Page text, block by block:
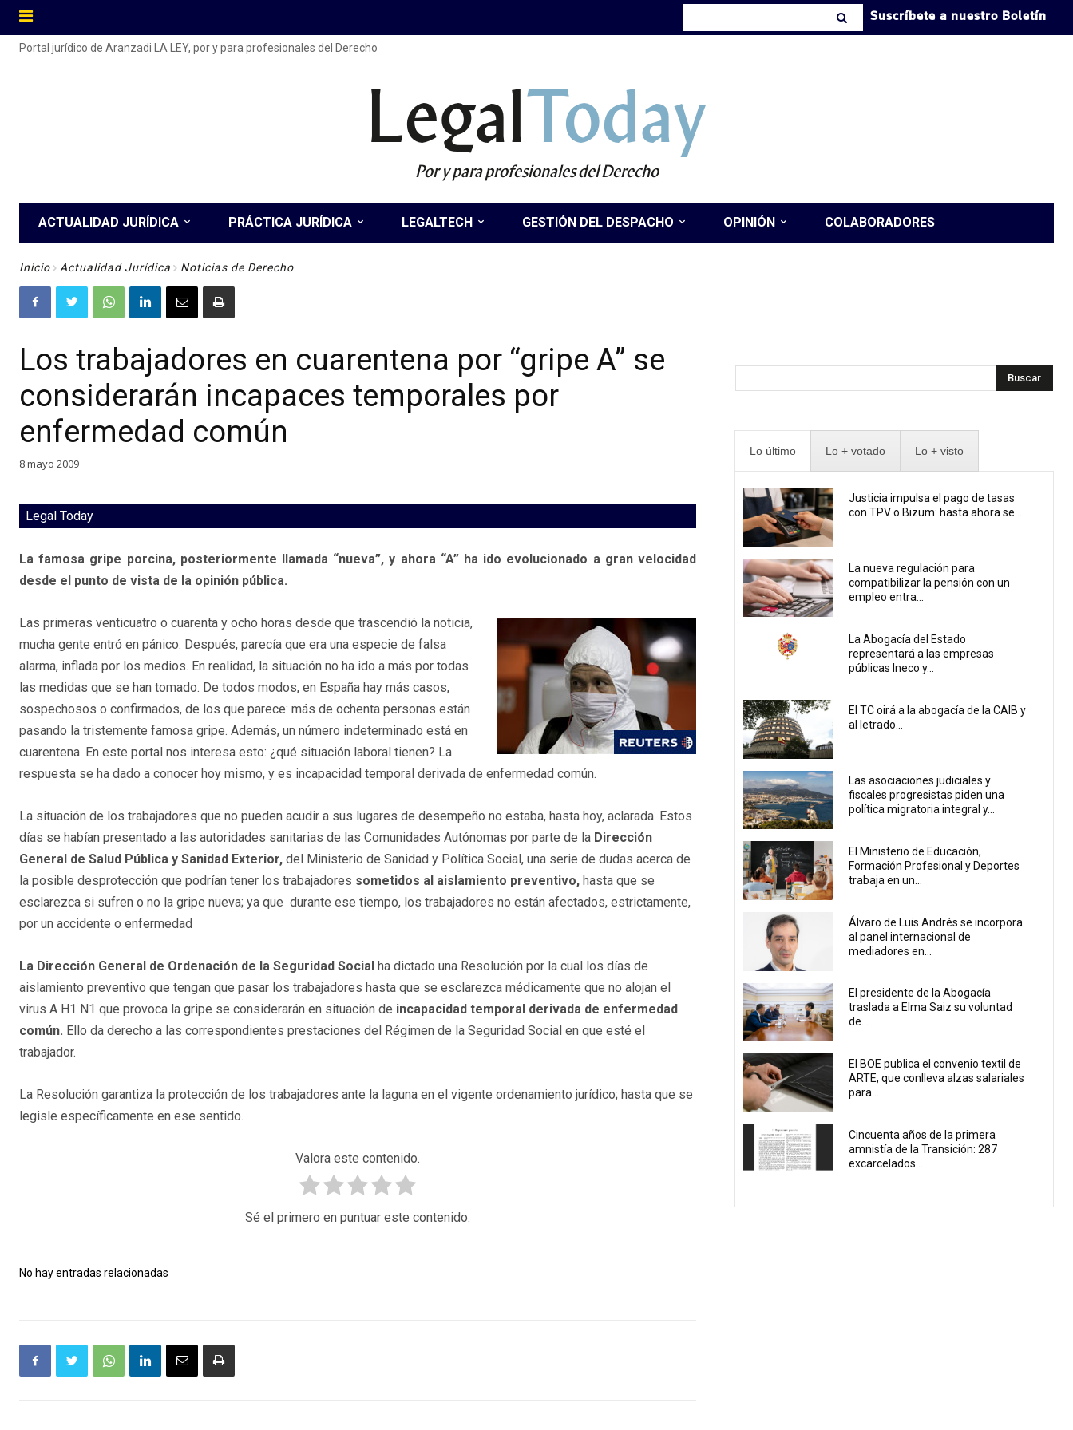
Suscríbete a nuestro Boletín
Portal jurídico de Aranzadi LA LEY, por y para profesionales del Derecho
LegalToday
Por y para profesionales del Derecho
ACTUALIDAD JURÍDICA PRÁCTICA JURÍDICA LEGALTECH GESTIÓN DEL DESPACHO OPINIÓN COLABORADORES
Inicio Actualidad Jurídica Noticias de Derecho
Los trabajadores en cuarentena por “gripe A” se
considerarán incapaces temporales por
enfermedad común
8 mayo 2009
Legal Today
La famosa gripe porcina, posteriormente llamada “nueva”, y ahora “A” ha ido evolucionado a gran velocidad
desde el punto de vista de la opinión pública.
Las primeras venticuatro o cuarenta y ocho horas desde que trascendió la noticia,
mucha gente entró en pánico. Después, parecía que era una especie de falsa
alarma, inflada por los medios. En realidad, la situación no ha ido a más por todas
las medidas que se han tomado. De todos modos, en España hay más casos,
sospechosos o confirmados, de los que parece: más de ochenta personas están
pasando la tristemente famosa gripe. Además, un número indeterminado está en
cuarentena. En este portal nos interesa esto: ¿qué situación laboral tienen? La
respuesta se ha dado a conocer hoy mismo, y es incapacidad temporal derivada de enfermedad común.
La situación de los trabajadores que no pueden acudir a sus lugares de desempeño no estaba, hasta hoy, aclarada. Estos
días se habían presentado a las autoridades sanitarias de las Comunidades Autónomas por parte de la Dirección
General de Salud Pública y Sanidad Exterior, del Ministerio de Sanidad y Política Social, una serie de dudas acerca de
la posible desprotección que podrían tener los trabajadores sometidos al aislamiento preventivo, hasta que se
esclarezca si sufren o no la gripe nueva; ya que durante ese tiempo, los trabajadores no están afectados, estrictamente,
por un accidente o enfermedad
La Dirección General de Ordenación de la Seguridad Social ha dictado una Resolución por la cual los días de
aislamiento preventivo que tengan que pasar los trabajadores hasta que se esclarezca médicamente que no alojan el
virus A H1 N1 que provoca la gripe se considerarán en situación de incapacidad temporal derivada de enfermedad
común. Ello da derecho a las correspondientes prestaciones del Régimen de la Seguridad Social en que esté el
trabajador.
La Resolución garantiza la protección de los trabajadores ante la laguna en el vigente ordenamiento jurídico; hasta que se
legisle específicamente en ese sentido.
Valora este contenido.
Sé el primero en puntuar este contenido.
No hay entradas relacionadas
Buscar
Lo último Lo + votado Lo + visto
Justicia impulsa el pago de tasas
con TPV o Bizum: hasta ahora se...
La nueva regulación para
compatibilizar la pensión con un
empleo entra...
La Abogacía del Estado
representará a las empresas
públicas Ineco y...
El TC oirá a la abogacía de la CAIB y
al letrado...
Las asociaciones judiciales y
fiscales progresistas piden una
política migratoria integral y...
El Ministerio de Educación,
Formación Profesional y Deportes
trabaja en un...
Álvaro de Luis Andrés se incorpora
al panel internacional de
mediadores en...
El presidente de la Abogacía
traslada a Elma Saiz su voluntad
de...
El BOE publica el convenio textil de
ARTE, que conlleva alzas salariales
para...
Cincuenta años de la primera
amnistía de la Transición: 287
excarcelados...